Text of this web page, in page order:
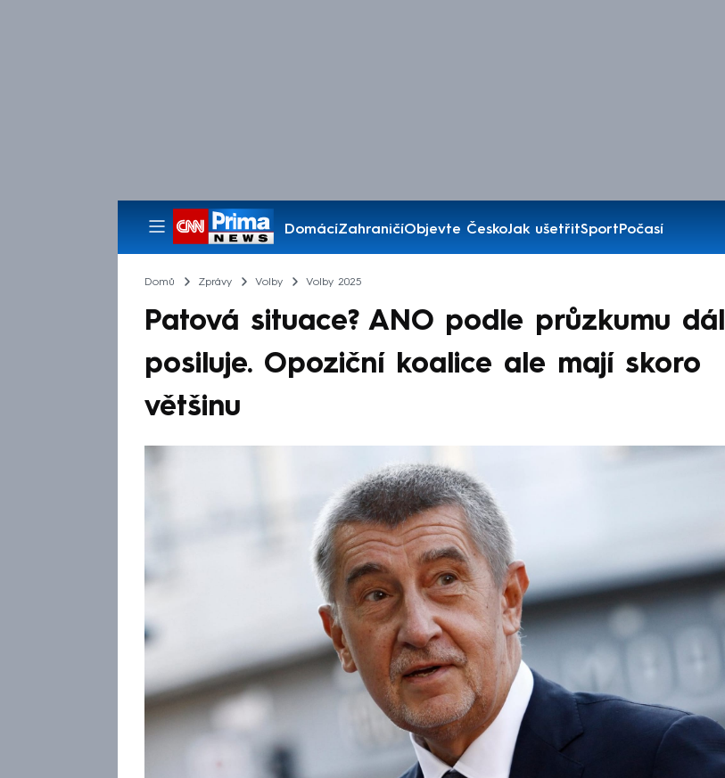
DomácíZahraničíObjevte ČeskoJak ušetřitSportPočasí
Pořady
Domů Zprávy Volby Volby 2025
Patová situace? ANO podle průzkumu dál
posiluje. Opoziční koalice ale mají skoro
většinu